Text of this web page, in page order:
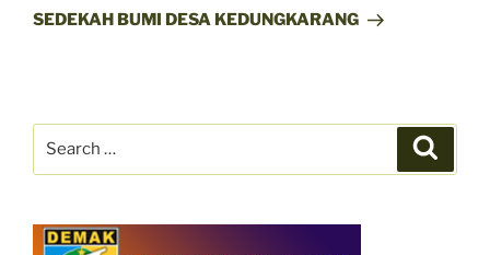
Post
SEDEKAH BUMI DESA KEDUNGKARANG